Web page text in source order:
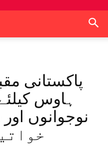
پاکستانی